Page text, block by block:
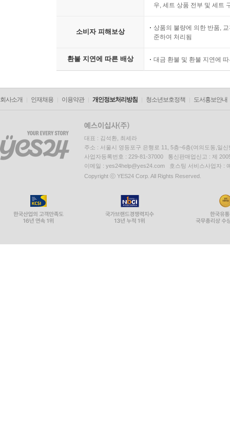
우, 세트 상품 전부 및 세트
소비자 피해보상
상품의 불량에 의한 반품,
준하여 처리됨
환불 지연에 따른 배상 대금 환불 및 환불 지연에
회사소개 인재채용 이용약관 개인정보처리방침 청소년보호정책 도서홍보안내
대표 : 김석환, 최세라
주소 : 서울시 영등포구 은행로 11, 5층~6층(여의도동,일신
사업자등록번호 : 229-81-37000 통신판매업신고 : 제
이메일 : yes24help@yes24.com 호스팅 서비스사업자 :
Copyright ⓒ YES24 Corp. All Rights Reserved.